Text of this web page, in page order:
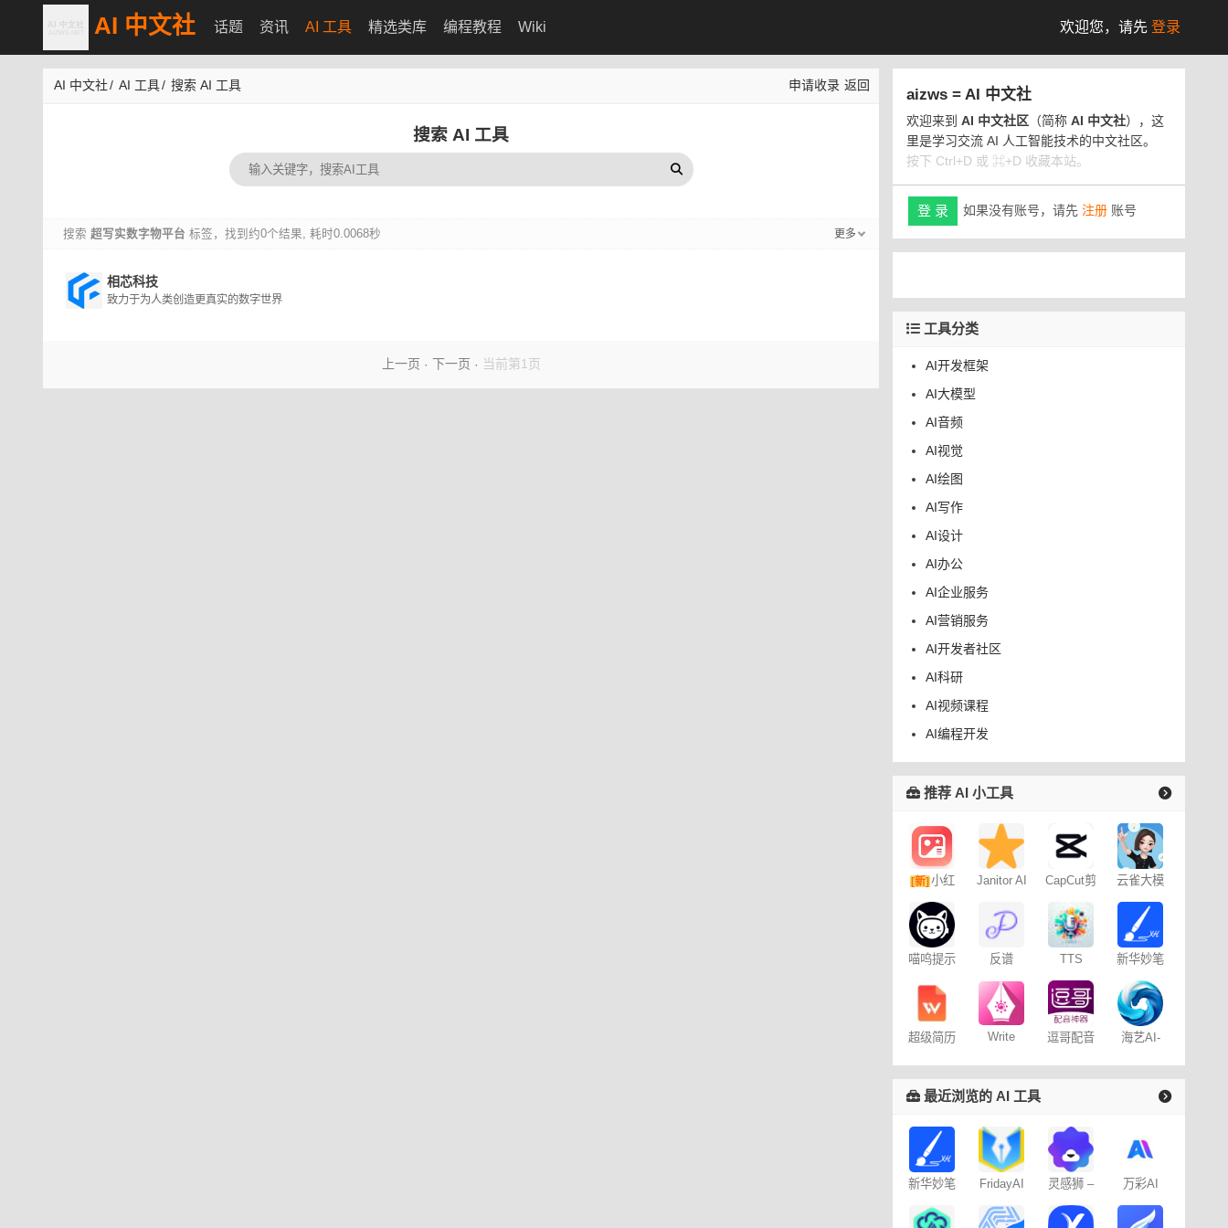
AI 中文社 话题 资讯 AI 工具 精选类库 编程教程 Wiki 欢迎您， 请先 登录
AI 中文社/ AI 工具/ 搜索 AI 工具 申请收录 返回
搜索 AI 工具
搜索 超写实数字物平台 标签，找到约0个结果, 耗时0.0068秒 更多
相芯科技
致力于为人类创造更真实的数字世界
上一页 · 下一页 · 当前第1页
aizws = AI 中文社
欢迎来到 AI 中文社区 （简称 AI 中文社），这
里是学习交流 AI 人工智能技术的中文社区。
按下 Ctrl+D 或 ⌘+D 收藏本站。
登 录 如果没有账号，请先 注册 账号
工具分类
AI开发框架
AI大模型
AI音频
AI视觉
AI绘图
AI写作
AI设计
AI办公
AI企业服务
AI营销服务
AI开发者社区
AI科研
AI视频课程
AI编程开发
推荐 AI 小工具
[新] 小红
书图文笔
记
Janitor AI
聊天
CapCut剪
云雀大模
喵呜提示
反谱
TTS
新华妙笔
超级简历
Write
逗哥配音
海艺AI-
最近浏览的 AI 工具
新华妙笔
FridayAI
灵感狮 –
作
万彩AI